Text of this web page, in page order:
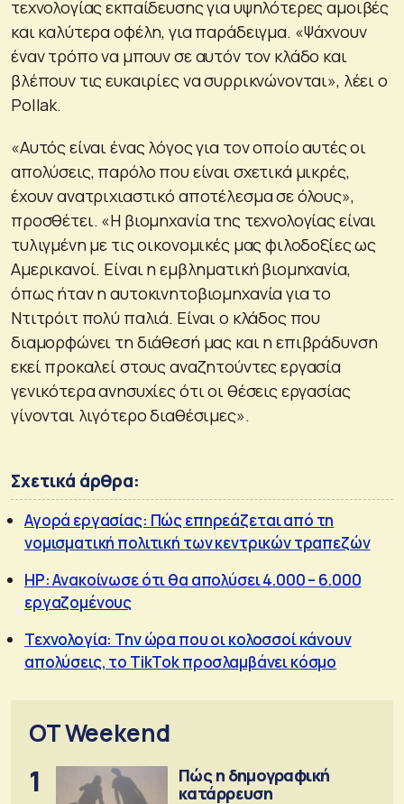
τεχνολογίας εκπαίδευσης για υψηλότερες αμοιβές
και καλύτερα οφέλη, για παράδειγμα. «Ψάχνουν
έναν τρόπο να μπουν σε αυτόν τον κλάδο και
βλέπουν τις ευκαιρίες να συρρικνώνονται», λέει ο
Pollak.
«Αυτός είναι ένας λόγος για τον οποίο αυτές οι
απολύσεις, παρόλο που είναι σχετικά μικρές,
έχουν ανατριχιαστικό αποτέλεσμα σε όλους»,
προσθέτει. «Η βιομηχανία της τεχνολογίας είναι
τυλιγμένη με τις οικονομικές μας φιλοδοξίες ως
Αμερικανοί. Είναι η εμβληματική βιομηχανία,
όπως ήταν η αυτοκινητοβιομηχανία για το
Ντιτρόιτ πολύ παλιά. Είναι ο κλάδος που
διαμορφώνει τη διάθεσή μας και η επιβράδυνση
εκεί προκαλεί στους αναζητούντες εργασία
γενικότερα ανησυχίες ότι οι θέσεις εργασίας
γίνονται λιγότερο διαθέσιμες».
Σχετικά άρθρα:
Αγορά εργασίας: Πώς επηρεάζεται από τη
νομισματική πολιτική των κεντρικών τραπεζών
HP: Ανακοίνωσε ότι θα απολύσει 4.000 – 6.000
εργαζομένους
Τεχνολογία: Την ώρα που οι κολοσσοί κάνουν
απολύσεις, το TikTok προσλαμβάνει κόσμο
OT Weekend
1
Πώς η δημογραφική
κατάρρευση